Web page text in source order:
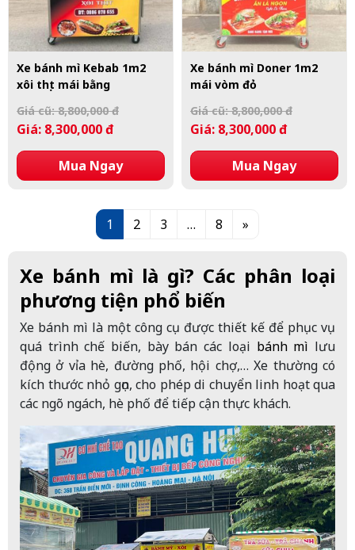
Xe bánh mì Kebab 1m2
xôi thịt mái bằng
Giá cũ: 8,800,000 đ
Giá: 8,300,000 đ
Mua Ngay
Xe bánh mì Doner 1m2
mái vòm đỏ
Giá cũ: 8,800,000 đ
Giá: 8,300,000 đ
Mua Ngay
Posts navigation
1 2 3 … 8 »
Xe bánh mì là gì? Các phân loại
phương tiện phổ biến
Xe bánh mì là một công cụ được thiết kế để phục vụ
quá trình chế biến, bày bán các loại bánh mì lưu
động ở vỉa hè, đường phố, hội chợ,… Xe thường có
kích thước nhỏ gọn, cho phép di chuyển linh hoạt qua
các ngõ ngách, hè phố để tiếp cận thực khách.